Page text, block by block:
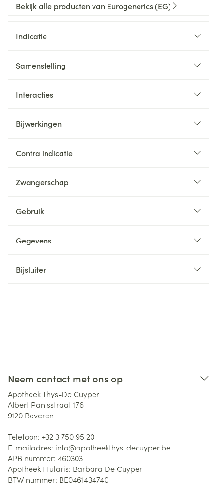
Bekijk alle producten van Eurogenerics (EG)
Indicatie
Samenstelling
Interacties
Bijwerkingen
Contra indicatie
Zwangerschap
Gebruik
Gegevens
Bijsluiter
Neem contact met ons op
Apotheek Thys-De Cuyper
Albert Panisstraat 176
9120 Beveren
Telefoon: +32 3 750 95 20
E-mailadres: info@apotheekthys-decuyper.be
APB nummer: 460303
Apotheek titularis: Barbara De Cuyper
BTW nummer: BE0461434740